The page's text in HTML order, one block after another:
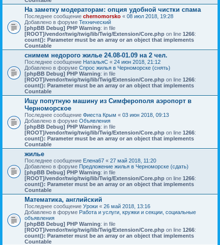
На заметку модераторам: опция удобной чистки спама
Последнее сообщение chernomorsko « 08 июл 2018, 19:28
Добавлено в форуме Технический
[phpBB Debug] PHP Warning: in file
[ROOT]/vendor/twig/twig/lib/Twig/Extension/Core.php on line 1266:
count(): Parameter must be an array or an object that implements
Countable
снимем недорого жилье 24.08-01.09 на 2 чел.
Последнее сообщение НатальяС « 24 июн 2018, 21:12
Добавлено в форуме Спрос жилья в Черноморске (снять)
[phpBB Debug] PHP Warning: in file
[ROOT]/vendor/twig/twig/lib/Twig/Extension/Core.php on line 1266:
count(): Parameter must be an array or an object that implements
Countable
Ищу попутную машину из Симферополя аэропорт в
Черноморское
Последнее сообщение Фиеста Крым « 03 июн 2018, 09:13
Добавлено в форуме Объявления
[phpBB Debug] PHP Warning: in file
[ROOT]/vendor/twig/twig/lib/Twig/Extension/Core.php on line 1266:
count(): Parameter must be an array or an object that implements
Countable
жилье
Последнее сообщение Елена67 « 27 май 2018, 11:20
Добавлено в форуме Предложение жилья в Черноморске (сдать)
[phpBB Debug] PHP Warning: in file
[ROOT]/vendor/twig/twig/lib/Twig/Extension/Core.php on line 1266:
count(): Parameter must be an array or an object that implements
Countable
Математика, английский
Последнее сообщение Уроки « 26 май 2018, 13:16
Добавлено в форуме Работа и услуги, кружки и секции, социальные
объявления
[phpBB Debug] PHP Warning: in file
[ROOT]/vendor/twig/twig/lib/Twig/Extension/Core.php on line 1266:
count(): Parameter must be an array or an object that implements
Countable